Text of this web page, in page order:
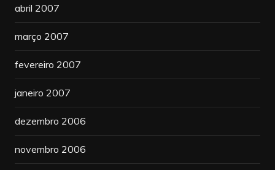
abril 2007
março 2007
fevereiro 2007
janeiro 2007
dezembro 2006
novembro 2006